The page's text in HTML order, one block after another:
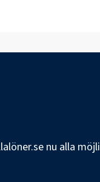
nu alla